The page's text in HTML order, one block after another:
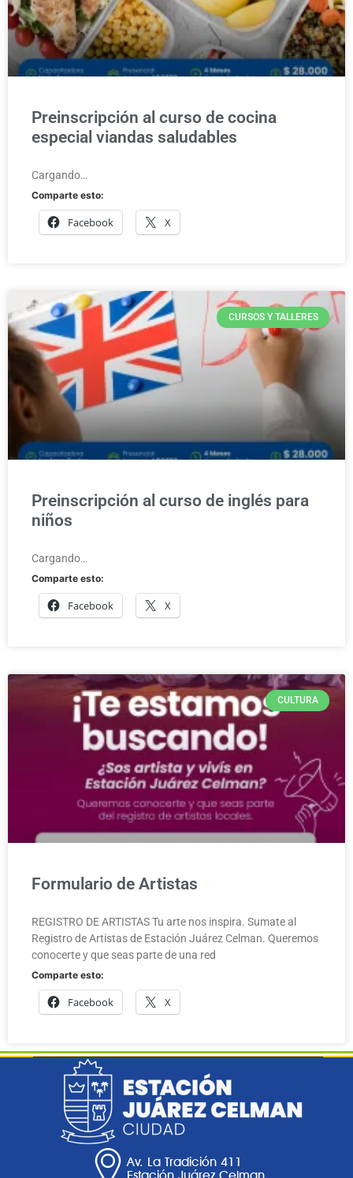
Preinscripción al curso de cocina
especial viandas saludables
Cargando…
Comparte esto:
Facebook X
CURSOS Y TALLERES
Preinscripción al curso de inglés para
niños
Cargando…
Comparte esto:
Facebook X
CULTURA
Formulario de Artistas
REGISTRO DE ARTISTAS Tu arte nos inspira. Sumate al
Registro de Artistas de Estación Juárez Celman. Queremos
conocerte y que seas parte de una red
Comparte esto:
Facebook X
Av. La Tradición 411